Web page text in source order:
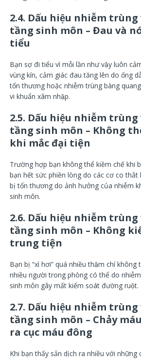
2.4. Dấu hiệu nhiễm trùng
tầng sinh môn – Đau và
tiểu
Bạn sợ đi tiểu vì mỗi lần như vậy luôn
vùng kín, cảm giác đau tăng lên do ống
tổn thương hoặc nhiễm trùng bàng
vi khuẩn xâm nhập.
2.5. Dấu hiệu nhiễm trùng
tầng sinh môn – Không
khi mắc đại tiện
Trường hợp bạn không thể kiềm chế khi
bạn hết sức phiền lòng do các cơ co thắt
bị tổn thương do ảnh hưởng của nhiễm
sinh môn.
2.6. Dấu hiệu nhiễm trùng
tầng sinh môn – Không
trung tiện
Bạn bị “xì hơi” quá nhiều thậm chí không
nhiều người trong phòng có thể do
sinh môn gây mất kiểm soát đường ruột.
2.7. Dấu hiệu nhiễm trùng
tầng sinh môn – Chảy
ra cục máu đông
Khi bạn thấy sản dịch ra nhiều với